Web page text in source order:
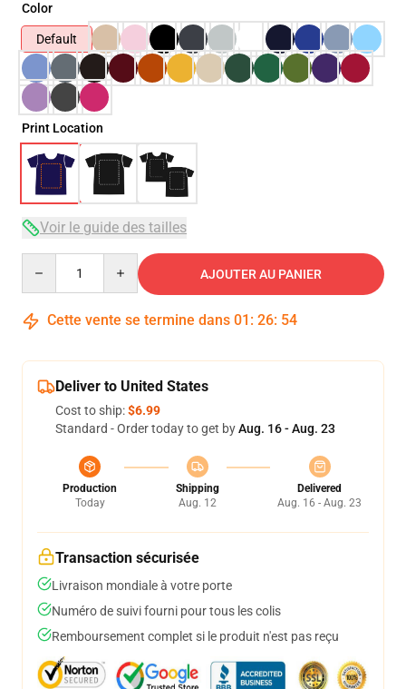
Color
Default
Print Location
Voir le guide des tailles
AJOUTER AU PANIER
Cette vente se termine dans 01 : 26: 53
Deliver to United States
Cost to ship:$6.99
Standard - Order today to get byAug. 16 - Aug. 23
Production
Today
Shipping
Aug. 12
Delivered
Aug. 16 - Aug. 23
Transaction sécurisée
Livraison mondiale à votre porte
Numéro de suivi fourni pour tous les colis
Remboursement complet si le produit n'est pas reçu